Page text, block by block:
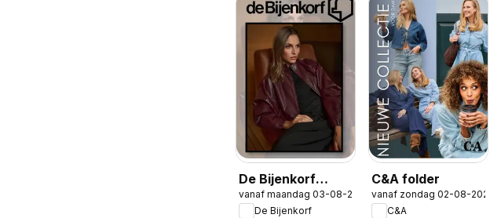
De Bijenkorf
folder
vanaf maandag 03-08-2026
De Bijenkorf
C&A folder
vanaf zondag 02-08-2026
C&A